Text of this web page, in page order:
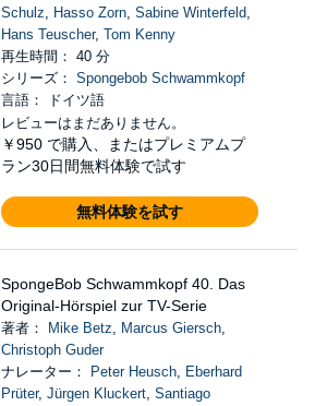
Schulz, Hasso Zorn, Sabine Winterfeld,
Hans Teuscher, Tom Kenny
再生時間： 40 分
シリーズ： Spongebob Schwammkopf
言語： ドイツ語
レビューはまだありません。
￥950 で購入、またはプレミアムプ
ラン30日間無料体験で試す
無料体験を試す
SpongeBob Schwammkopf 40. Das
Original-Hörspiel zur TV-Serie
著者： Mike Betz, Marcus Giersch,
Christoph Guder
ナレーター：
Peter Heusch, Eberhard
Prüter, Jürgen Kluckert, Santiago